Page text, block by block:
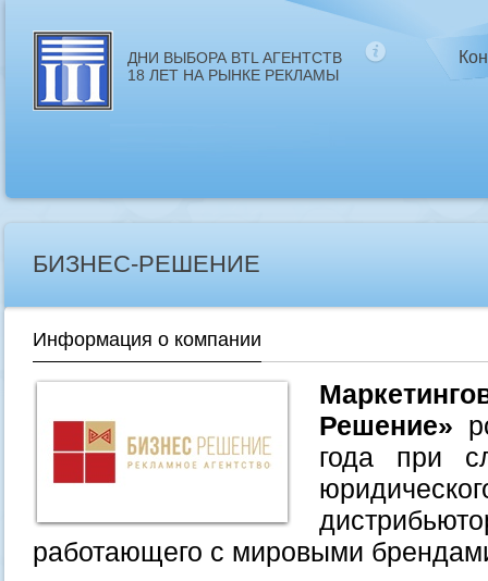
ДНИ ВЫБОРА BTL АГЕНТСТВ
18 ЛЕТ НА РЫНКЕ РЕКЛАМЫ
БИЗНЕС-РЕШЕНИЕ
Информация о компании
Решение»
года при
работающего с мировыми